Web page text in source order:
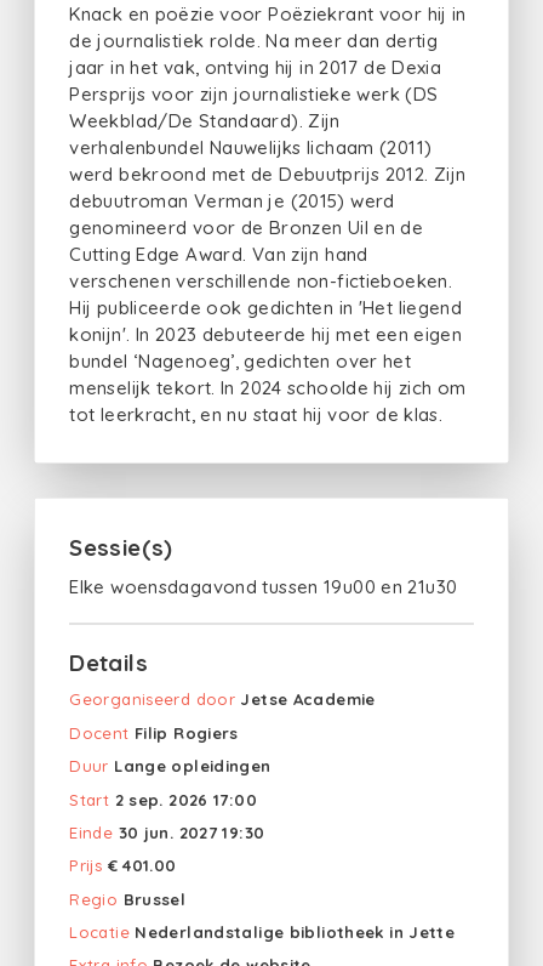
Knack en poëzie voor Poëziekrant voor hij in
de journalistiek rolde. Na meer dan dertig
jaar in het vak, ontving hij in 2017 de Dexia
Persprijs voor zijn journalistieke werk (DS
Weekblad/De Standaard). Zijn
verhalenbundel Nauwelijks lichaam (2011)
werd bekroond met de Debuutprijs 2012. Zijn
debuutroman Verman je (2015) werd
genomineerd voor de Bronzen Uil en de
Cutting Edge Award. Van zijn hand
verschenen verschillende non-fictieboeken.
Hij publiceerde ook gedichten in 'Het liegend
konijn'. In 2023 debuteerde hij met een eigen
bundel ‘Nagenoeg’, gedichten over het
menselijk tekort. In 2024 schoolde hij zich om
tot leerkracht, en nu staat hij voor de klas.
Sessie(s)
Elke woensdagavond tussen 19u00 en 21u30
Details
Georganiseerd door Jetse Academie
Docent Filip Rogiers
Duur Lange opleidingen
Start 2 sep. 2026 17:00
Einde 30 jun. 2027 19:30
Prijs € 401.00
Regio Brussel
Locatie Nederlandstalige bibliotheek in Jette